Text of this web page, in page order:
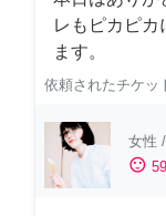
レもピカピカ
ます。
依頼されたチケッ
女性 /
sentiment_satisfied 59